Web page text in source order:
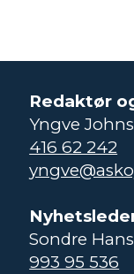
Redaktør
Yngve
416 62 242
Sondre
993 95 536